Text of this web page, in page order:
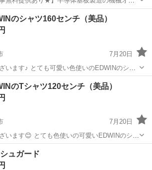
経験活躍中★カップル＆友達同士の応募OK！
い無料送迎◎正社員登用制度あり！マイカー
！《長野県茅...
のシャツ160センチ（美品）
7月20日
います♪ とても可愛い色使いのEDWINのシャ
チ） 着用回数2、3回なりますので綺麗な方か
も出品しております😃
のTシャツ120センチ（美品）
7月20日
います😊 とても色使いの可愛いEDWINのシャ
ンチ） 着用は2、3回になりますので綺麗な方
いで160センチも出品中です⭐︎
ッズ用品 EDWIN
ュガード